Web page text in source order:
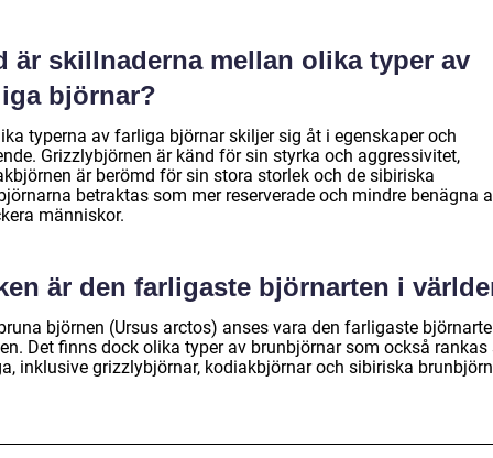
är skillnaderna mellan olika typer av
björnar?
typerna av farliga björnar skiljer sig åt i egenskaper och
Grizzlybjörnen är känd för sin styrka och aggressivitet,
är berömd för sin stora storlek och de sibiriska
betraktas som mer reserverade och mindre benägna
människor.
är den farligaste björnarten i
björnen (Ursus arctos) anses vara den farligaste
Det finns dock olika typer av brunbjörnar som också rankas
inklusive grizzlybjörnar, kodiakbjörnar och sibiriska